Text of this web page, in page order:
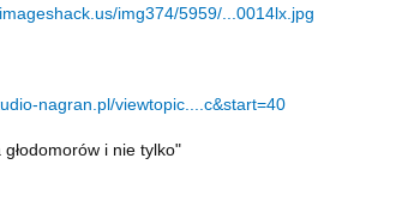
img374/5959/...0014lx.jpg
nagran.pl/viewtopic....c&start=40
głodomorów i nie tylko"